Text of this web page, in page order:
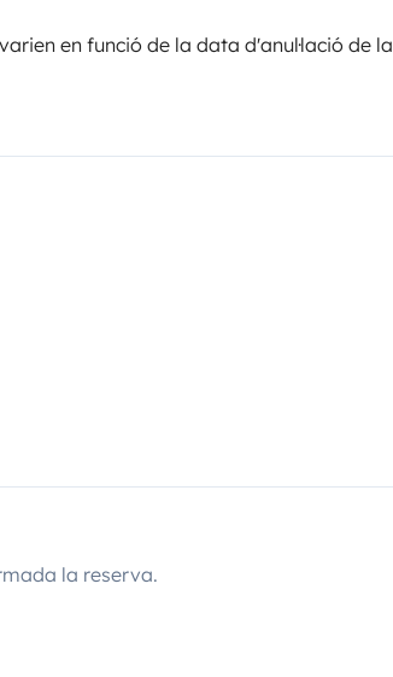
en funció de la data d'anul·lació de la
la reserva.